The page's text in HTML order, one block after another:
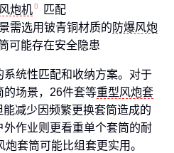
风炮机
匹配
需选用铍青铜材质的 防爆风炮
可能存在安全隐患
统性匹配和收纳方案。对于
的场景，26件套等重型风炮套
减少因频繁更换套筒造成的
作业则更看重单个套筒的耐
套筒可能比组套更实用。